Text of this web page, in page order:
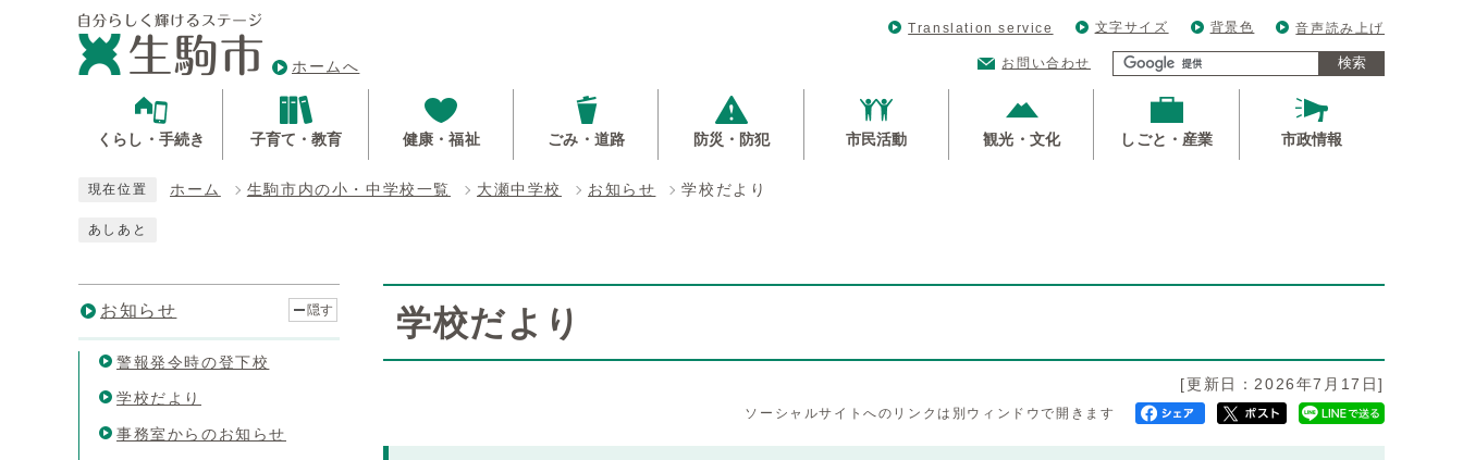
ホームへ
Translation service 文字サイズ 背景色 音声読み上げ
お問い合わせ 検索
くらし・手続き 子育て・教育 健康・福祉 ごみ・道路 防災・防犯 市民活動 観光・文化 しごと・産業 市政情報
現在位置 ホーム 生駒市内の小・中学校一覧 大瀬中学校 お知らせ 学校だより
あしあと
学校だより
[更新日：2026年7月17日]
ソーシャルサイトへのリンクは別ウィンドウで開きます
お知らせ 隠す
警報発令時の登下校
学校だより
事務室からのお知らせ